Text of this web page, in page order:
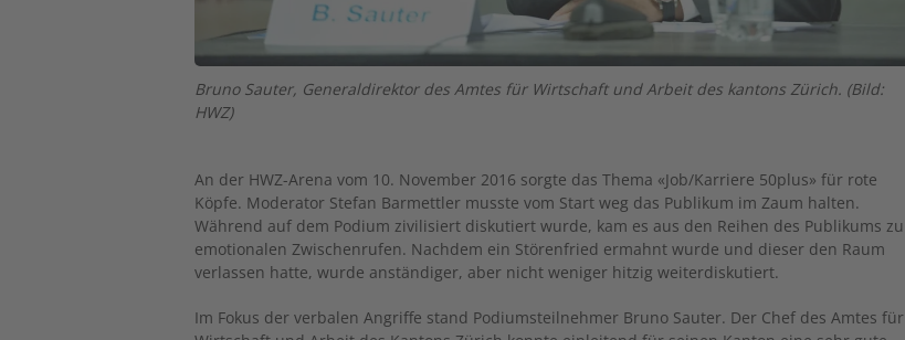
Bruno Sauter, Generaldirektor des Amtes für Wirtschaft und Arbeit des kantons Zürich. (Bild:
HWZ)
An der HWZ-Arena vom 10. November 2016 sorgte das Thema «Job/Karriere 50plus» für rote
Köpfe. Moderator Stefan Barmettler musste vom Start weg das Publikum im Zaum halten.
Während auf dem Podium zivilisiert diskutiert wurde, kam es aus den Reihen des Publikums zu
emotionalen Zwischenrufen. Nachdem ein Störenfried ermahnt wurde und dieser den Raum
verlassen hatte, wurde anständiger, aber nicht weniger hitzig weiterdiskutiert.
Im Fokus der verbalen Angriffe stand Podiumsteilnehmer Bruno Sauter. Der Chef des Amtes für